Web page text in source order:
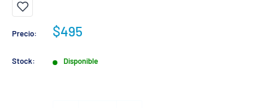
Precio:
Precio
venta
$495
Stock: Disponible